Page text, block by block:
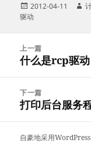
发
布
2012-04-11
驱动
航
上一篇
上
文
章：
什么是rcp驱动
下一篇
下
篇
文
打印后台服务
自豪地采用WordPress